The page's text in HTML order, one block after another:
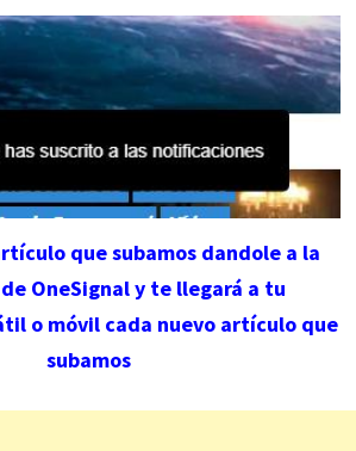
que subamos dandole a la
OneSignal y te llegará a tu
o móvil cada nuevo artículo que
subamos